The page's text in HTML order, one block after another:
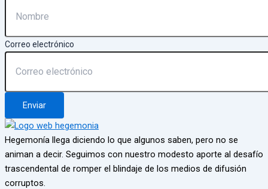
Correo electrónico
Enviar
Hegemonía llega diciendo lo que algunos saben, pero no se
animan a decir. Seguimos con nuestro modesto aporte al desafío
trascendental de romper el blindaje de los medios de difusión
corruptos.